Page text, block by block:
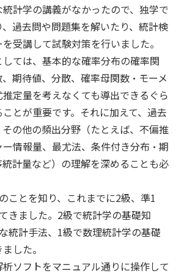
計学の講義がなかったので、独学で
過去問や問題集を解いたり、統計検
受講して試験対策を行いました。
ては、基本的な確率分布の確率関
期待値、分散、確率母関数・モーメ
定量を考えなくても導出できるぐら
とが重要です。それに加えて、過去
の他の頻出分野（たとえば、不偏推
情報量、最尤法、条件付き分布・期
計量など）の理解を深めることも必
ことを知り、これまでに2級、準1
きました。2級で統計学の基礎知
統計手法、1級で数理統計学の基礎
した。
ソフトをマニュアル通りに操作して